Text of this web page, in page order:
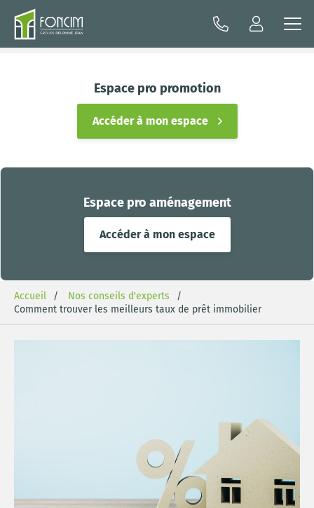
Espace pro aménagement
Accéder à mon espace
Espace pro promotion
Accéder à mon espace
Accueil
Nos conseils d'experts
Comment trouver les meilleurs taux de prêt immobilier